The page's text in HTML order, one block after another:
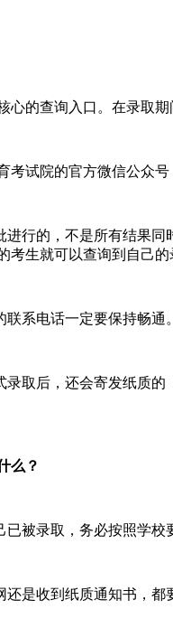
查询入口。在录取期
院的官方微信公众号
的，不是所有结果同
生就可以查询到自己的
电话一定要保持畅通
后，还会寄发纸质的
么？
录取，务必按照学校
收到纸质通知书，都